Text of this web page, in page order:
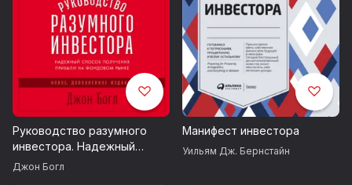
Руководство разумного
инвестора. Надежный
способ получения прибыли
Джон Богл
Манифест инвестора
Уильям Дж. Бернстайн